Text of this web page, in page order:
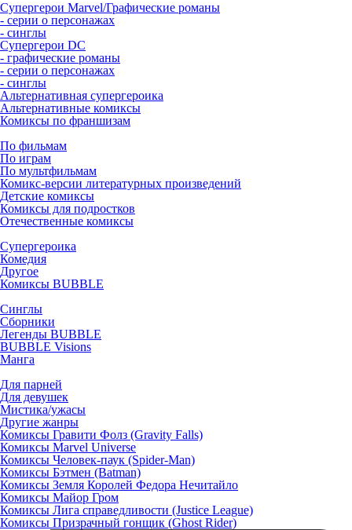
Супергерои Marvel/Графические романы
- серии о персонажах
- синглы
Супергерои DC
- графические романы
- серии о персонажах
- синглы
Альтернативная супергероика
Альтернативные комиксы
Комиксы по франшизам
По фильмам
По играм
По мультфильмам
Комикс-версии литературных произведений
Детские комиксы
Комиксы для подростков
Отечественные комиксы
Супергероика
Комедия
Другое
Комиксы BUBBLE
Синглы
Сборники
Легенды BUBBLE
BUBBLE Visions
Манга
Для парней
Для девушек
Мистика/ужасы
Другие жанры
Комиксы Гравити Фолз (Gravity Falls)
Комиксы Marvel Universe
Комиксы Человек-паук (Spider-Man)
Комиксы Бэтмен (Batman)
Комиксы Земля Королей Федора Нечитайло
Комиксы Майор Гром
Комиксы Лига справедливости (Justice League)
Комиксы Призрачный гонщик (Ghost Rider)